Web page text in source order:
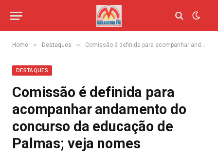
Home » Destaques » Comissão é definida para acompanhar andamento do concurso da educação de Palmas; veja nomes
DESTAQUES
Comissão é definida para
acompanhar andamento do
concurso da educação de
Palmas; veja nomes